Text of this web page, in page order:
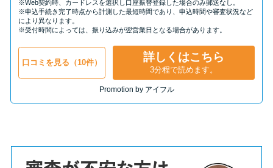
みずほ銀行カードローンの問い
合わせ先とシーン別の問い合わ
せ方法
※Web契約時、カードレスを選択し口座振替登録した場合のみ郵送なし。
※申込手続き完了時点から計測した最短時間であり、申込時間や審査状況など
により異なります。
※受付時間によっては、振り込みが翌営業日となる場合があります。
口コミを見る（10件） 詳しくはこちら
3分程で読めます。
Promotion by アイフル